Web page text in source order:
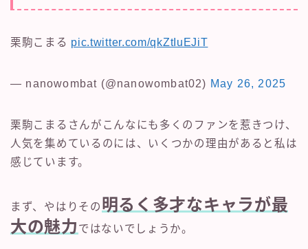
栗駒こまる pic.twitter.com/qkZtIuEJiT
— nanowombat (@nanowombat02) May 26, 2025
栗駒こまるさんがこんなにも多くのファンを惹きつけ、
人気を集めているのには、いくつかの理由があると私は
感じています。
まず、やはりその 明るく多才なキャラが最
大の魅力 ではないでしょうか。